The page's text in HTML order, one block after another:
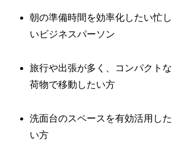
朝の準備時間を効率化したい忙し
いビジネスパーソン
旅行や出張が多く、コンパクトな
荷物で移動したい方
洗面台のスペースを有効活用した
い方